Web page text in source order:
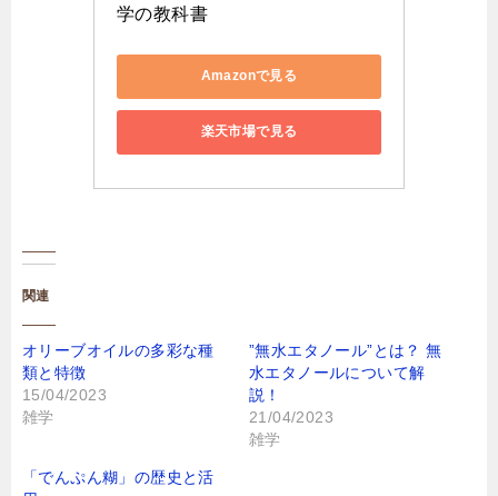
学の教科書
Amazonで見る
楽天市場で見る
関連
オリーブオイルの多彩な種
類と特徴
15/04/2023
雑学
”無水エタノール”とは？ 無
水エタノールについて解
説！
21/04/2023
雑学
「でんぷん糊」の歴史と活